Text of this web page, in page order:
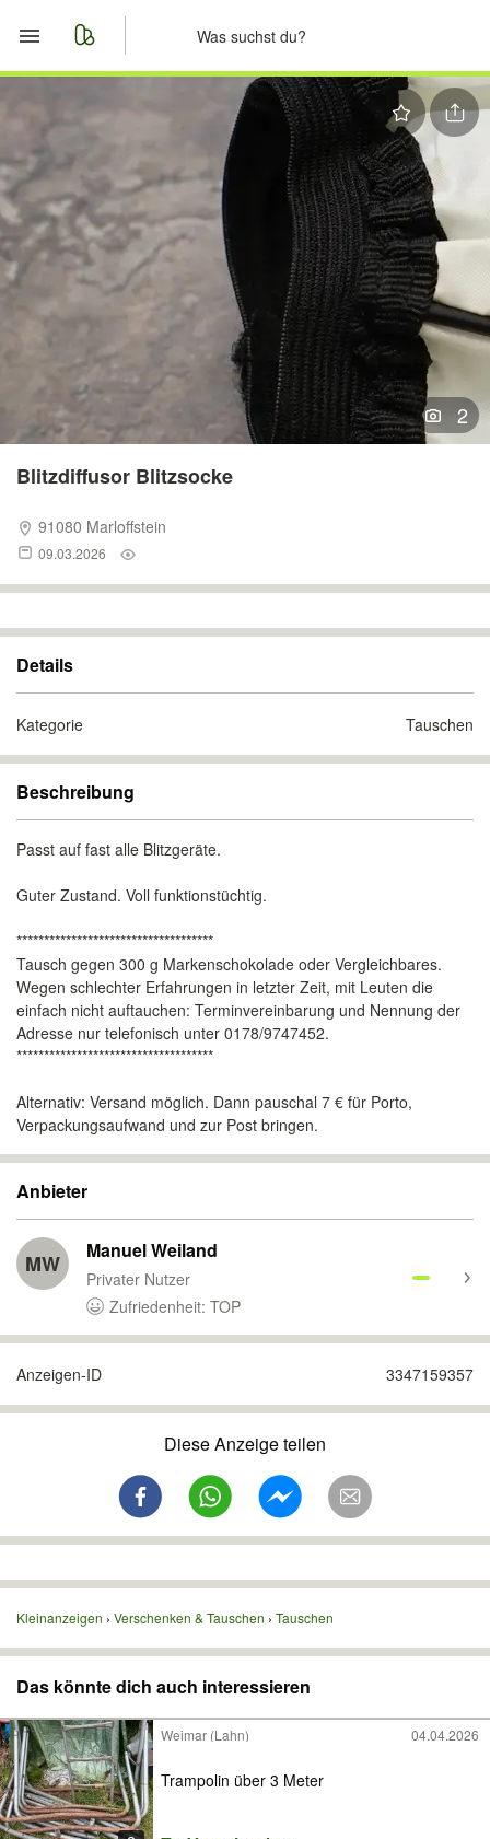
Merkliste
Nachrichten
Anzeige aufgeben
2
Blitzdiffusor Blitzsocke
91080 Marloffstein
09.03.2026
Details
Kategorie Tauschen
Beschreibung
Passt auf fast alle Blitzgeräte.
Guter Zustand. Voll funktionstüchtig.
************************************
Tausch gegen 300 g Markenschokolade oder Vergleichbares.
Wegen schlechter Erfahrungen in letzter Zeit, mit Leuten die
einfach nicht auftauchen: Terminvereinbarung und Nennung der
Adresse nur telefonisch unter 0178/9747452.
************************************
Alternativ: Versand möglich. Dann pauschal 7 € für Porto,
Verpackungsaufwand und zur Post bringen.
Anbieter
MW Manuel Weiland
Privater Nutzer
Zufriedenheit: TOP
Anzeigen-ID 3347159357
Diese Anzeige teilen
Kleinanzeigen Verschenken & Tauschen Tauschen
Das könnte dich auch interessieren
Weimar (Lahn) 04.04.2026
Trampolin über 3 Meter